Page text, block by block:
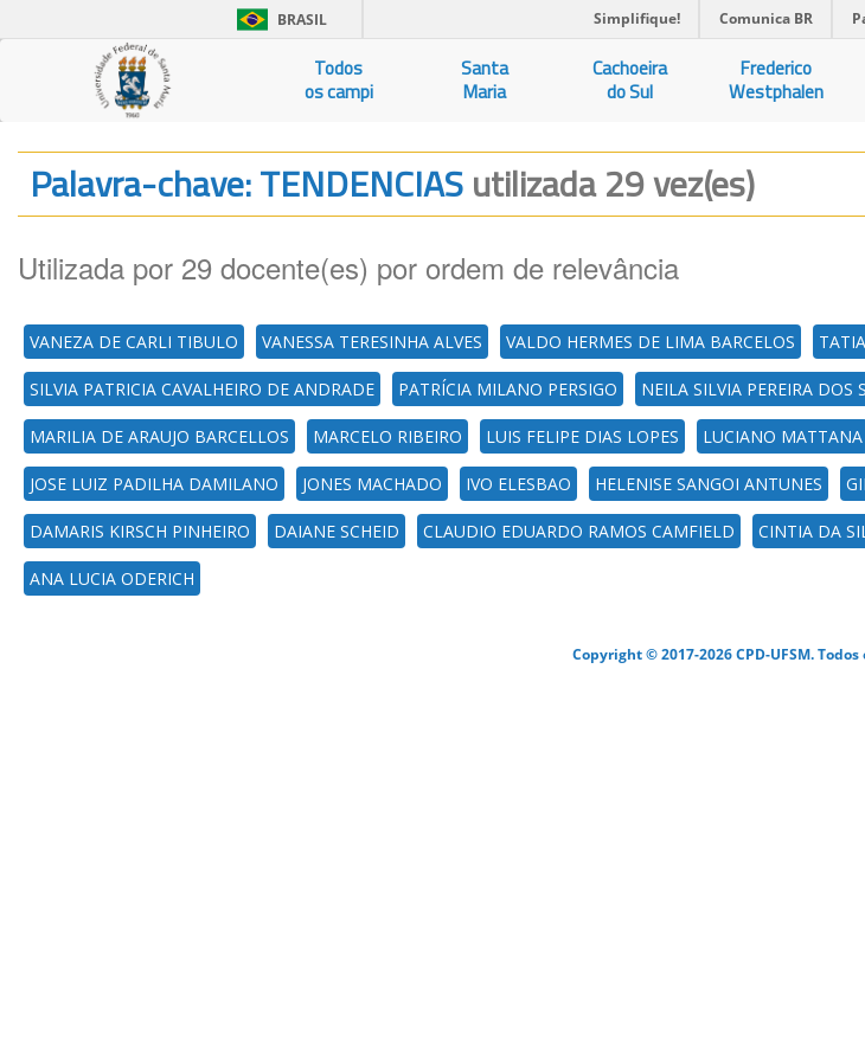
BRASIL Simplifique! Comunica BR
Todos
os campi
Santa
Maria
Cachoeira
do Sul
Frederico
Westphalen
Palavra-chave: TENDENCIASutilizada 29 vez(es)
Utilizada por 29 docente(es) por ordem de relevância
VANEZA DE CARLI TIBULO VANESSA TERESINHA ALVES VALDO HERMES DE LIMA BARCELOS
SILVIA PATRICIA CAVALHEIRO DE ANDRADE PATRÍCIA MILANO PERSIGO NEILA SILVIA PEREIRA DOS
MARILIA DE ARAUJO BARCELLOS MARCELO RIBEIRO LUIS FELIPE DIAS LOPES LUCIANO MATTANA
JOSE LUIZ PADILHA DAMILANO JONES MACHADO IVO ELESBAO HELENISE SANGOI ANTUNES
DAMARIS KIRSCH PINHEIRO DAIANE SCHEID CLAUDIO EDUARDO RAMOS CAMFIELD CINTIA DA
ANA LUCIA ODERICH
Copyright © 2017-2026 CPD-UFSM.